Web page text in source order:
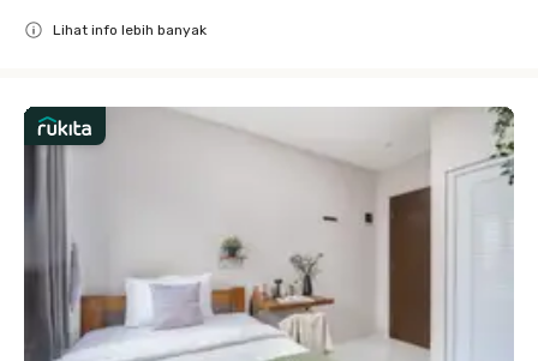
Lihat info lebih banyak